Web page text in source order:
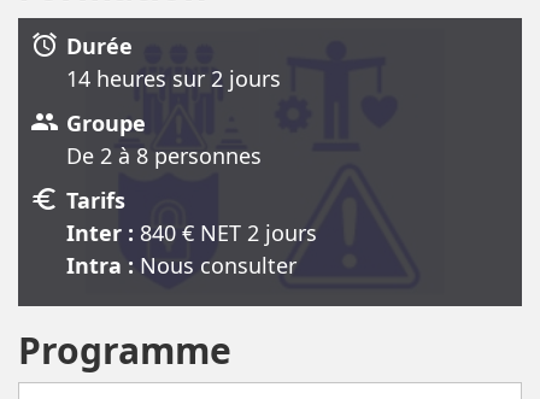
alarm Durée
14 heures sur 2 jours
group Groupe
De 2 à 8 personnes
euro Tarifs
Inter : 840 € NET 2 jours
Intra : Nous consulter
Programme